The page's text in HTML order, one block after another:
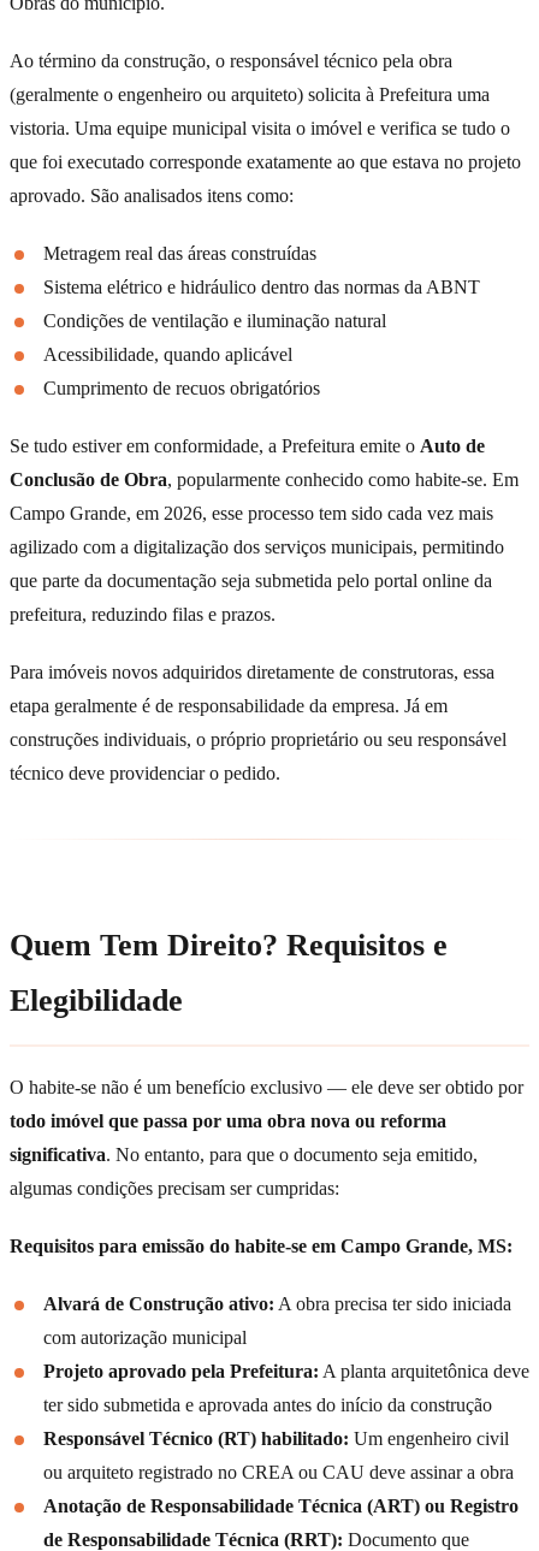
Ao término da construção, o responsável técnico pela obra
(geralmente o engenheiro ou arquiteto) solicita à Prefeitura uma
vistoria. Uma equipe municipal visita o imóvel e verifica se tudo o
que foi executado corresponde exatamente ao que estava no projeto
aprovado. São analisados itens como:
Metragem real das áreas construídas
Sistema elétrico e hidráulico dentro das normas da ABNT
Condições de ventilação e iluminação natural
Acessibilidade, quando aplicável
Cumprimento de recuos obrigatórios
Se tudo estiver em conformidade, a Prefeitura emite o Auto de
Conclusão de Obra, popularmente conhecido como habite-se. Em
Campo Grande, em 2026, esse processo tem sido cada vez mais
agilizado com a digitalização dos serviços municipais, permitindo
que parte da documentação seja submetida pelo portal online da
prefeitura, reduzindo filas e prazos.
Para imóveis novos adquiridos diretamente de construtoras, essa
etapa geralmente é de responsabilidade da empresa. Já em
construções individuais, o próprio proprietário ou seu responsável
técnico deve providenciar o pedido.
Quem Tem Direito? Requisitos e
Elegibilidade
O habite-se não é um benefício exclusivo — ele deve ser obtido por
todo imóvel que passa por uma obra nova ou reforma
significativa. No entanto, para que o documento seja emitido,
algumas condições precisam ser cumpridas:
Requisitos para emissão do habite-se em Campo Grande, MS:
Alvará de Construção ativo: A obra precisa ter sido iniciada
com autorização municipal
Projeto aprovado pela Prefeitura: A planta arquitetônica deve
ter sido submetida e aprovada antes do início da construção
Responsável Técnico (RT) habilitado: Um engenheiro civil
ou arquiteto registrado no CREA ou CAU deve assinar a obra
Anotação de Responsabilidade Técnica (ART) ou Registro
de Responsabilidade Técnica (RRT): Documento que